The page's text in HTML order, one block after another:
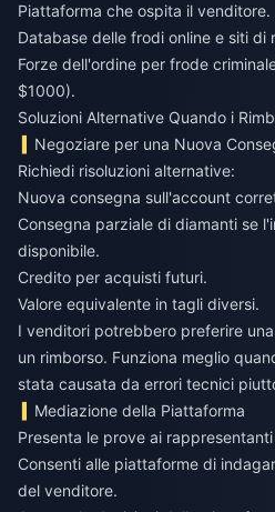
Piattaforma che ospita il venditore.
Database delle frodi online e siti di
Forze dell'ordine per frode
$1000).
Soluzioni Alternative Quando i
Negoziare per una Nuova
Richiedi risoluzioni alternative:
Nuova consegna sull'account
Consegna parziale di diamanti se
disponibile.
Credito per acquisti futuri.
Valore equivalente in tagli diversi.
I venditori potrebbero preferire
un rimborso. Funziona meglio
stata causata da errori tecnici
Mediazione della Piattaforma
Presenta le prove ai
Consenti alle piattaforme di
del venditore.